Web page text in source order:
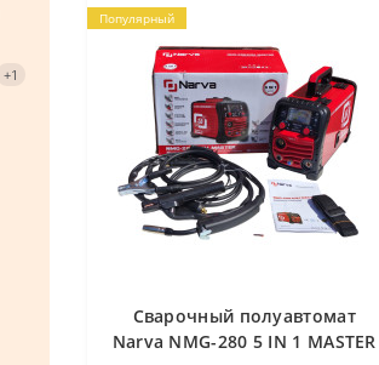
+1
Популярный
Сварочный полуавтомат
Narva NMG-280 5 IN 1 MASTER